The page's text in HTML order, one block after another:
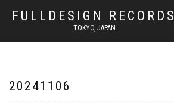
FULLDESIGN RECORDS
TOKYO, JAPAN
20241106